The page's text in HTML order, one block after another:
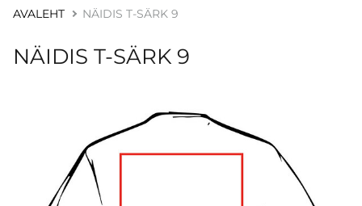
AVALEHT NÄIDIS T-SÄRK 9
NÄIDIS T-SÄRK 9